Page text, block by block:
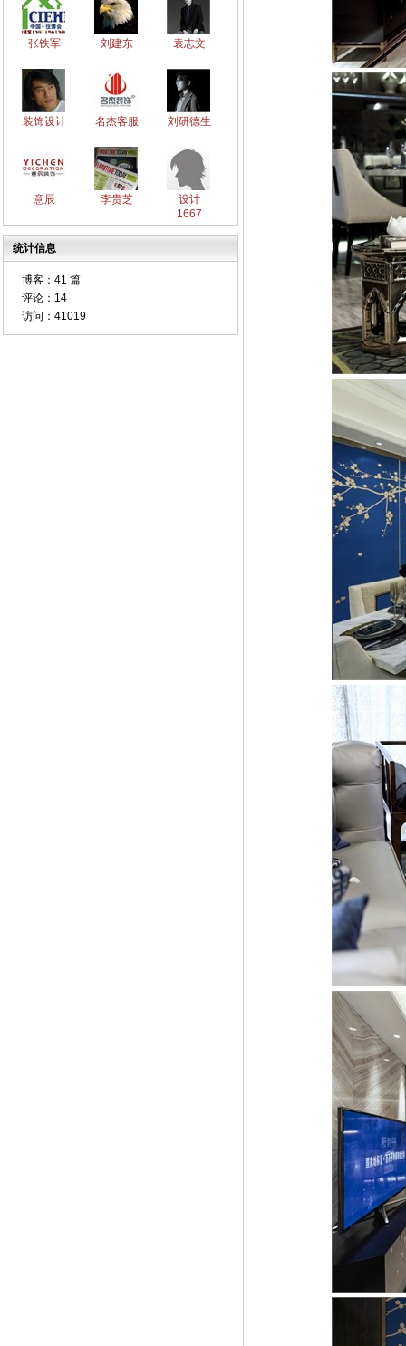
张铁军 刘建东 袁志文
装饰设计 名杰客服 刘研德生
意辰 李贵芝
设计
1667
统计信息
博客： 41 篇
评论： 14
访问： 41019